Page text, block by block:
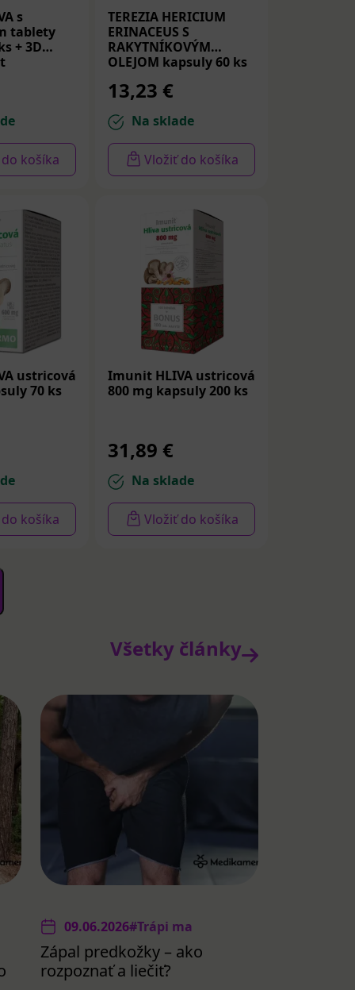
húb v
proti
s
tablety
+ 3D
košíka
TEREZIA HERICIUM
ERINACEUS S
RAKYTNÍKOVÝM
OLEJOM kapsuly 60 ks
13,23 €
Na sklade
Vložiť do košíka
ustricová
70 ks
košíka
Imunit HLIVA ustricová
800 mg kapsuly 200 ks
31,89 €
Na sklade
Vložiť do košíka
Všetky články
09.06.2026#Trápi ma
Zápal predkožky – ako
rozpoznať a liečiť?